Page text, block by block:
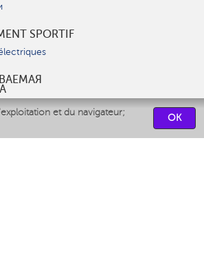
et du navigateur; OK
SPORTIF